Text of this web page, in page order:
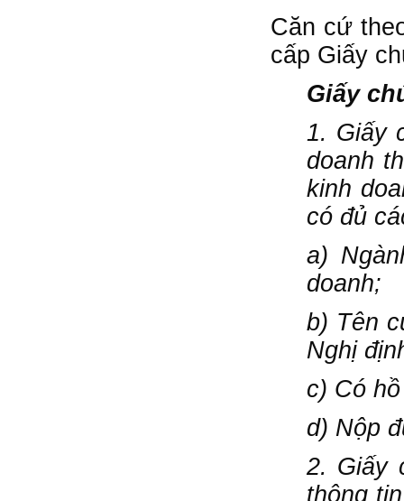
Căn cứ
cấp Giấy
Giấy
1. Giấy
doanh
kinh
có đủ
a)
doanh;
b) Tên
Nghị
c) Có
d) Nộp
2. Giấy
thông